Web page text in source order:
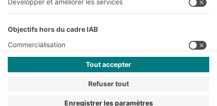
01 72 84 90 20
Conception et réalisation+ | LOUIS
Cette offre est destinée à l'industrie, à l'artisanat, au
commerce et aux professions libérales pour une utilisation
dans le cadre d'une activité indépendante, professionnelle ou